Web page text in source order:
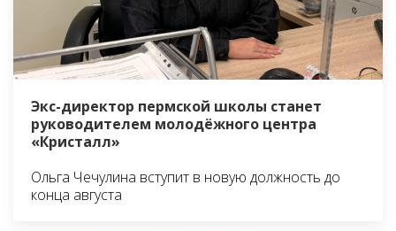
Экс-директор пермской школы станет
руководителем молодёжного центра
«Кристалл»
Ольга Чечулина вступит в новую должность до
конца августа